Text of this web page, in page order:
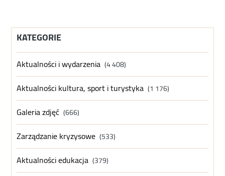
KATEGORIE
Aktualności i wydarzenia (4 408)
Aktualności kultura, sport i turystyka (1 176)
Galeria zdjęć (666)
Zarządzanie kryzysowe (533)
Aktualności edukacja (379)